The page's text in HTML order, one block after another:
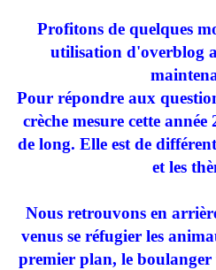
Profitons de quelques
utilisation d'overblog
Pour répondre aux
crèche mesure cette
de long. Elle est de
et les
Nous retrouvons en
venus se réfugier les
premier plan, le boulanger